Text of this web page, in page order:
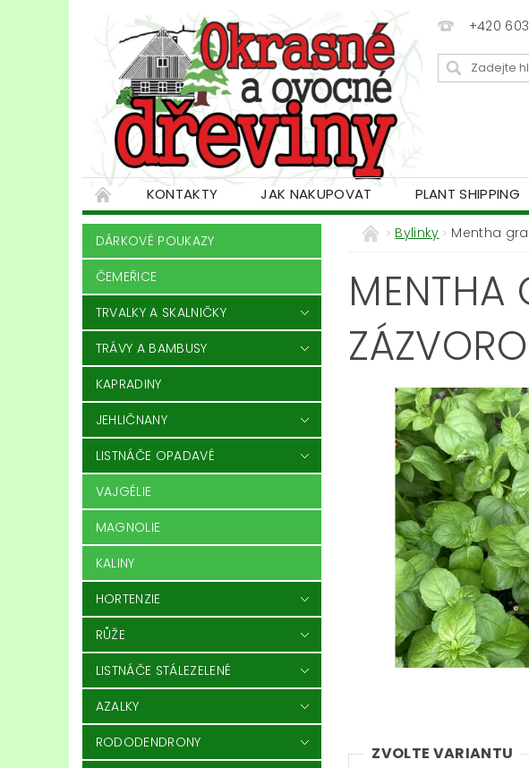
+420
KONTAKTY JAK NAKUPOVAT PLANT SHIPPING
DÁRKOVÉ POUKAZY
ČEMEŘICE
TRVALKY A SKALNIČKY
TRÁVY A BAMBUSY
KAPRADINY
JEHLIČNANY
LISTNÁČE OPADAVÉ
VAJGÉLIE
MAGNOLIE
KALINY
HORTENZIE
RŮŽE
LISTNÁČE STÁLEZELENÉ
AZALKY
RODODENDRONY
Bylinky Mentha
MENTHA
ZVOLTE VARIANTU